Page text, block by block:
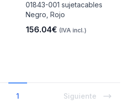
01843-001 sujetacables
Negro, Rojo
156.04€ (IVA incl.)
1 Siguiente